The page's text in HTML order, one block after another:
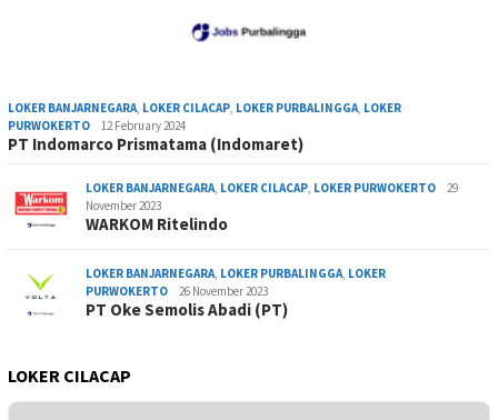
LOKER BANJARNEGARA, LOKER CILACAP, LOKER PURBALINGGA, LOKER
PURWOKERTO
12 February 2024
PT Indomarco Prismatama (Indomaret)
LOKER BANJARNEGARA, LOKER CILACAP, LOKER PURWOKERTO
29
November 2023
WARKOM Ritelindo
LOKER BANJARNEGARA, LOKER PURBALINGGA, LOKER
PURWOKERTO
26 November 2023
PT Oke Semolis Abadi (PT)
LOKER CILACAP